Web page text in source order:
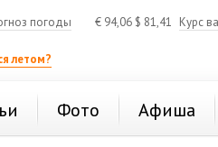
погоды € 94,06 $ 81,41 Курс
летом?
Фото Афиша